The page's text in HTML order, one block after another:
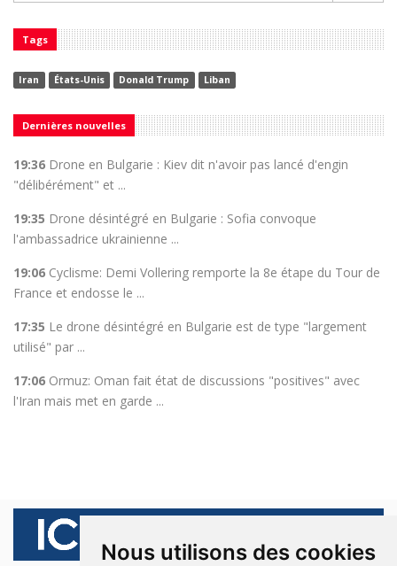
Nous utilisons des cookies
Tags
Iran États-Unis Donald Trump Liban
Dernières nouvelles
19:36 Drone en Bulgarie : Kiev dit n'avoir pas lancé d'engin
"délibérément" et ...
19:35 Drone désintégré en Bulgarie : Sofia convoque
l'ambassadrice ukrainienne ...
19:06 Cyclisme: Demi Vollering remporte la 8e étape du Tour de
France et endosse le ...
17:35 Le drone désintégré en Bulgarie est de type "largement
utilisé" par ...
17:06 Ormuz: Oman fait état de discussions "positives" avec
l'Iran mais met en garde ...